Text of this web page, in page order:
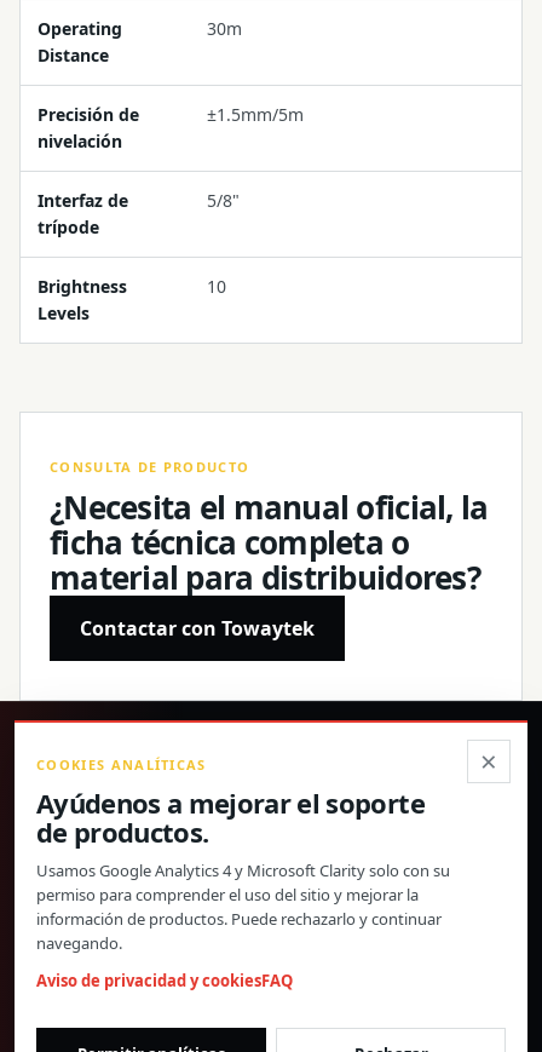
Operating
Distance
30m
Precisión de
nivelación
±1.5mm/5m
Interfaz de
trípode
5/8"
Brightness
Levels
10
CONSULTA DE PRODUCTO
¿Necesita el manual oficial, la
ficha técnica completa o
material para distribuidores?
Contactar con Towaytek
Productos de precisión, especificaciones confirmadas y
soporte global directo.
© 2026 Toway Technology (Shanghai) Co., Ltd. Todos los derechos
reservados.
Privacidad y cookies
DISTRIBUIDORES
×
COOKIES ANALÍTICAS
Ayúdenos a mejorar el soporte
de productos.
Usamos Google Analytics 4 y Microsoft Clarity solo con su
permiso para comprender el uso del sitio y mejorar la
información de productos. Puede rechazarlo y continuar
navegando.
Aviso de privacidad y cookiesFAQ